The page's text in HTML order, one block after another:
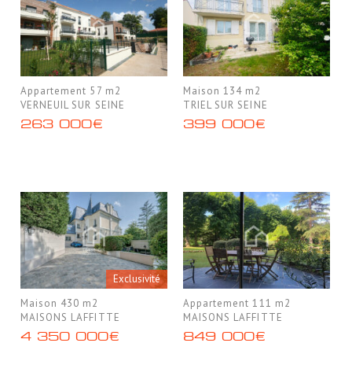
Appartement 57 m2
VERNEUIL SUR SEINE
263 000€
Maison 134 m2
TRIEL SUR SEINE
399 000€
Exclusivité
Maison 430 m2
MAISONS LAFFITTE
4 350 000€
Appartement 111 m2
MAISONS LAFFITTE
849 000€